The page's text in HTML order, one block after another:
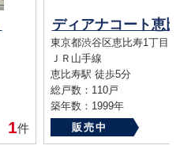
1件
ディアナコート恵
東京都渋谷区恵比寿1丁目
ＪＲ山手線
恵比寿駅 徒歩5分
総戸数：110戸
築年数：1999年
販売中